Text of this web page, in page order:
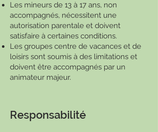
Les mineurs de 13 à 17 ans, non
accompagnés, nécessitent une
autorisation parentale et doivent
satisfaire à certaines conditions.
Les groupes centre de vacances et de
loisirs sont soumis à des limitations et
doivent être accompagnés par un
animateur majeur.
Responsabilité